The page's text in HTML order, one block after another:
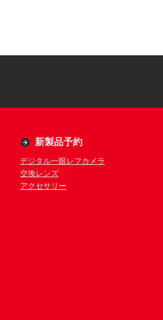
新製品予約
デジタル一眼レフカメラ
交換レンズ
アクセサリー